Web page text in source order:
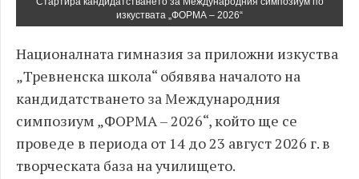
изкуствата „ФОРМА – 2026“
Националната гимназия за приложни изкуства
„Тревненска школа“ обявява началото на
кандидатстването за Международния
симпозиум „ФОРМА – 2026“, който ще се
проведе в периода от 14 до 23 август 2026 г. в
творческата база на училището.